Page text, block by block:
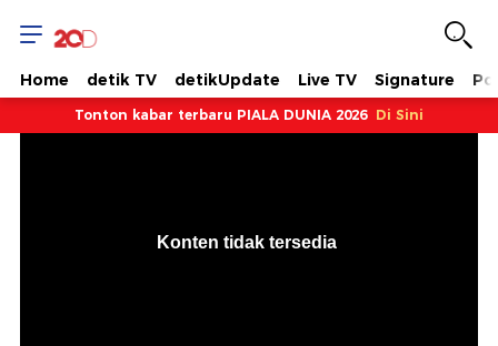
Home detik TV detikUpdate Live TV Signature
Tonton kabar terbaru PIALA DUNIA 2026 Di Sini
Konten tidak tersedia